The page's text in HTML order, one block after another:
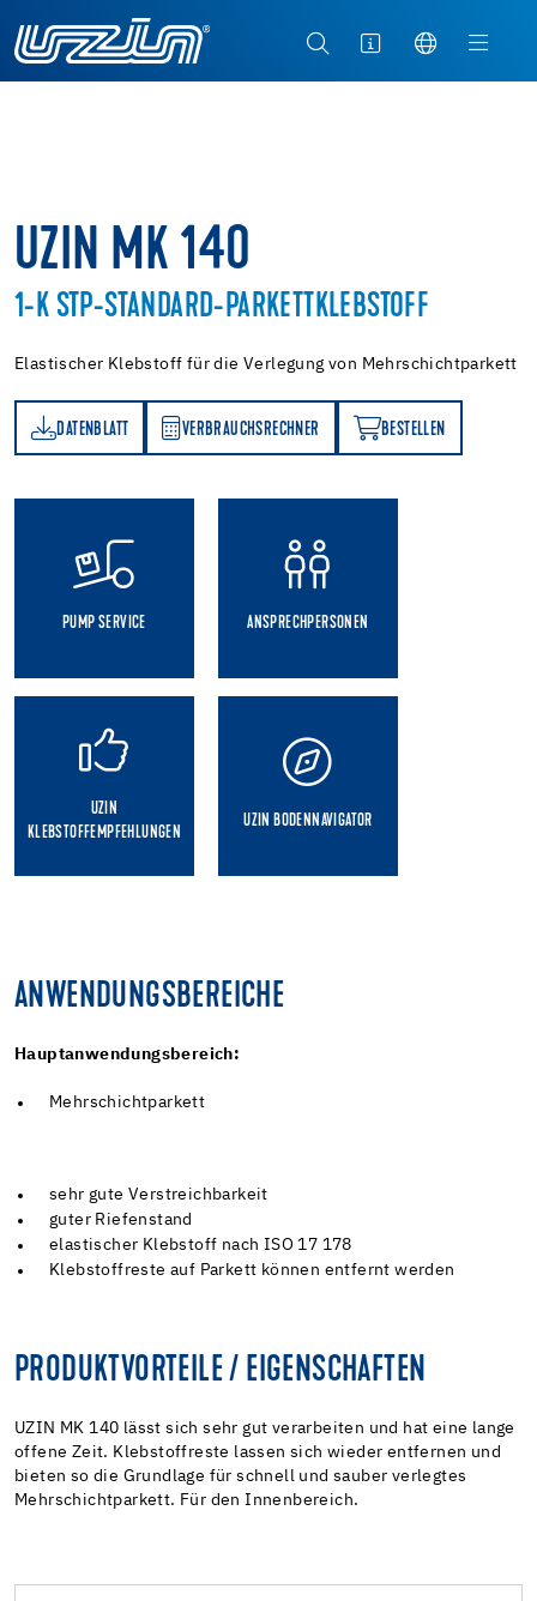
UZIN MK 140
1-K STP-STANDARD-PARKETTKLEBSTOFF
Elastischer Klebstoff für die Verlegung von Mehrschichtparkett
DATENBLATT VERBRAUCHSRECHNER BESTELLEN
BESTELLEN
PUMP SERVICE ANSPRECHPERSONEN
UZIN
KLEBSTOFFEMPFEHLUNGEN
UZIN BODENNAVIGATOR
ANWENDUNGSBEREICHE
Hauptanwendungsbereich:
Mehrschichtparkett
sehr gute Verstreichbarkeit
guter Riefenstand
elastischer Klebstoff nach ISO 17 178
Klebstoffreste auf Parkett können entfernt werden
PRODUKTVORTEILE / EIGENSCHAFTEN
UZIN MK 140 lässt sich sehr gut verarbeiten und hat eine lange
offene Zeit. Klebstoffreste lassen sich wieder entfernen und
bieten so die Grundlage für schnell und sauber verlegtes
Mehrschichtparkett. Für den Innenbereich.